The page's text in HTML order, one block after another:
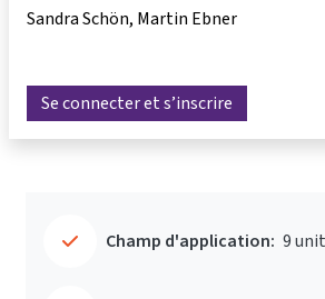
Sandra Schön Martin Ebner
Se connecter et s’inscrire
Champ d'application: 9